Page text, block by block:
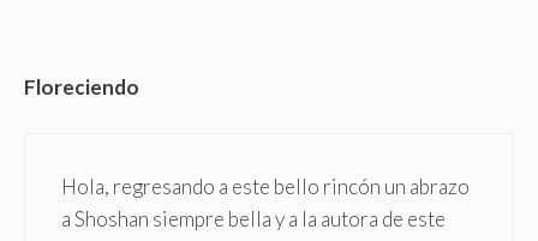
Floreciendo
Hola, regresando a este bello rincón un abrazo
a Shoshan siempre bella y a la autora de este